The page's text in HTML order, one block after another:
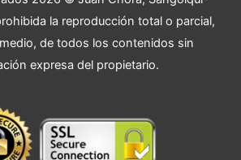
la reproducción total o parcial,
de todos los contenidos sin
expresa del propietario.